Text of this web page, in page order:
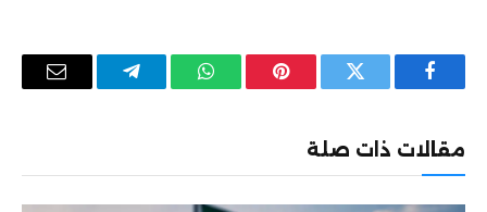
فيسبوك تويتر بينتيريستواتساب تيلقرام
البريد
مقالات ذات صلة